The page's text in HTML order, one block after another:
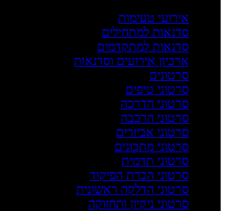
אירועי טעימות
סדנאות למתחילים
סדנאות למתקדמים
ארכיון אירועים וסדנאות
סרטונים
סרטוני טיפים
סרטוני הדרכה
סרטוני הרכבה
סרטוני אביזרים
סרטוני מתכונים
סרטוני תדמית
סרטוני הכרת הפיקוד
סרטוני הדלקה ראשונית
סרטוני ניקיון ותחזוקה